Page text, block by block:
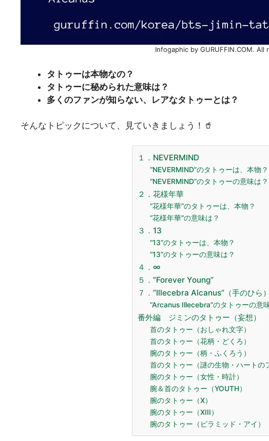
Infogaphic by GURUFFIN.COM. All
タトゥーは本物なの？
タトゥーに秘められた意味は？
多くのファンが知らない、レアなタトゥーとは？
そんなトピックについて、見ていきましょう！🥤
１．NEVERMIND
“NEVERMIND”のタトゥーは、本物？
“NEVERMIND”のタトゥーの意味は？
２．花様年華
“花様年華”のタトゥーは、本物？
“花様年華”の意味は？
３．13
“13”のタトゥーは、本物？
“13”のタトゥーの意味は？
４．∞
５．”Forever Young”
７．”Illecebra Alcanus”（手のひら）
“Arcanus Illecebra”のタトゥーの意
番外編 ジミンのタトゥー（妄想）
首のタトゥー（おしゃれ文字）
首のタトゥー（花柄・どくろ）
腕のタトゥー（柄・ふくろう）
首のタトゥー（謎の生物・ハートの
腕のタトゥー（女性・時計）
腕＆首のタトゥー（YOUTH）
腕のタトゥー（X）
腕のタトゥー（XIII）
腕のタトゥー（ピラミッド・アイ）